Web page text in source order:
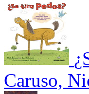
Caruso,